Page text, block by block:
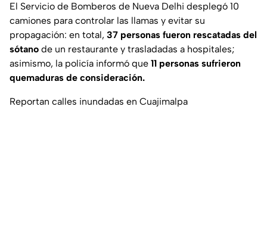
El Servicio de Bomberos de Nueva Delhi desplegó 10
camiones para controlar las llamas y evitar su
propagación: en total, 37 personas fueron rescatadas del
sótano de un restaurante y trasladadas a hospitales;
asimismo, la policía informó que 11 personas sufrieron
quemaduras de consideración.
Reportan calles inundadas en Cuajimalpa